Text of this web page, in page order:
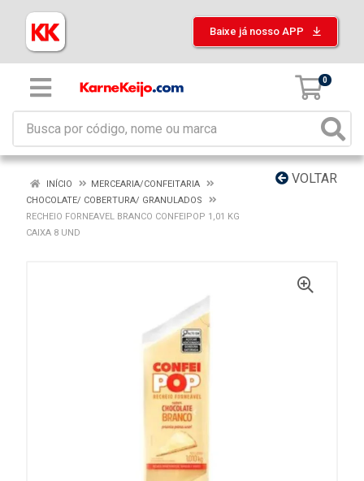
Baixe já nosso APP
0
VOLTAR
INÍCIO
MERCEARIA/CONFEITARIA
CHOCOLATE/ COBERTURA/ GRANULADOS
RECHEIO FORNEAVEL BRANCO CONFEIPOP 1,01 KG
CAIXA 8 UND